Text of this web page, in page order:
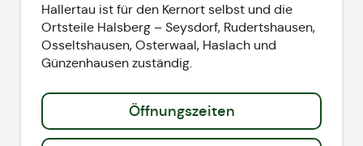
Öffnungszeiten
Hallertau ist für den Kernort selbst und die
Ortsteile Halsberg – Seysdorf, Rudertshausen,
Osseltshausen, Osterwaal, Haslach und
Günzenhausen zuständig.